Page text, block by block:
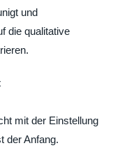
und
die qualitative
mit der Einstellung
der Anfang.